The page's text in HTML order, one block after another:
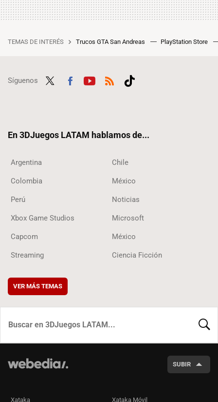
TEMAS DE INTERÉS Trucos GTA San Andreas PlayStation Store
Síguenos
En 3DJuegos LATAM hablamos de...
Argentina Chile
Colombia México
Perú Noticias
Xbox Game Studios Microsoft
Capcom México
Streaming Ciencia Ficción
VER MÁS TEMAS
SUBIR
Xataka Xataka Móvil